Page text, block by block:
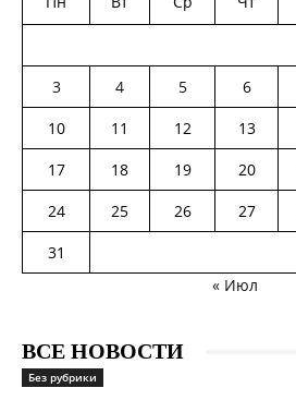
3
4 5 6
10
11 12 13
17
18 19 20
24
25 26 27
31
« Июл
ВСЕ НОВОСТИ
Без рубрики